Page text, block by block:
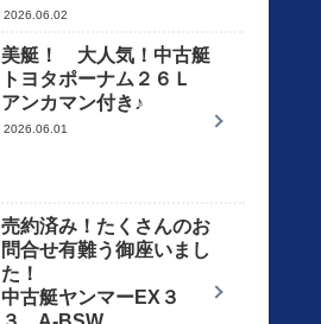
2026.06.02
美艇！ 大人気！中古艇
トヨタポーナム２６Ｌ
アンカマン付き♪
2026.06.01
売約済み！たくさんのお
問合せ有難う御座いまし
た！
中古艇ヤンマーEX３